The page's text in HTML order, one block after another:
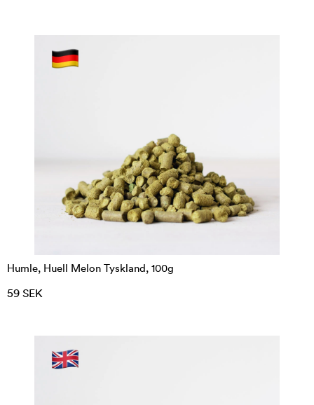
Humle, Huell Melon Tyskland, 100g
59 SEK